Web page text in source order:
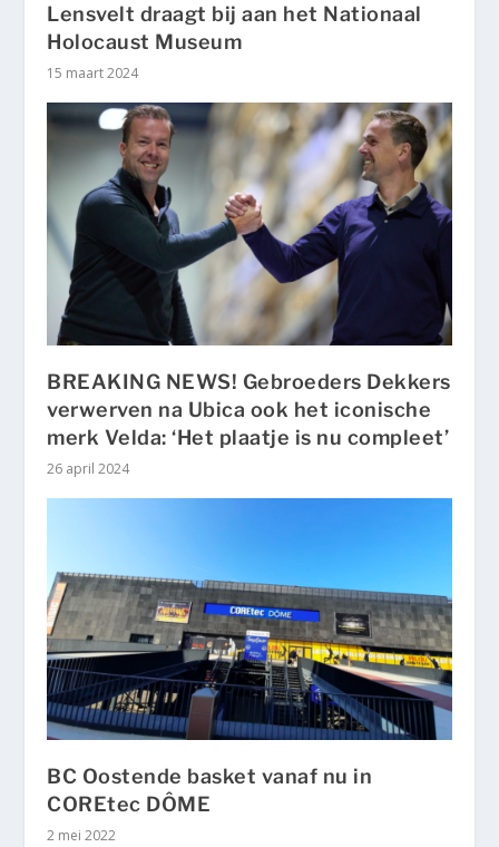
Lensvelt draagt bij aan het Nationaal
Holocaust Museum
15 maart 2024
BREAKING NEWS! Gebroeders Dekkers
verwerven na Ubica ook het iconische
merk Velda: ‘Het plaatje is nu compleet’
26 april 2024
BC Oostende basket vanaf nu in
COREtec DÔME
2 mei 2022